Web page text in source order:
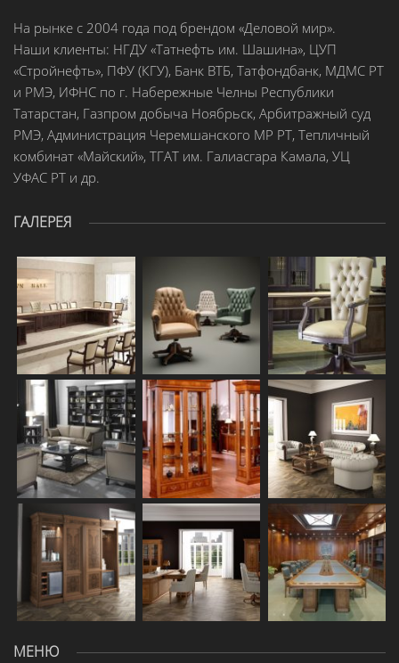
На рынке с 2004 года под брендом «Деловой мир».
Наши клиенты: НГДУ «Татнефть им. Шашина», ЦУП
«Стройнефть», ПФУ (КГУ), Банк ВТБ, Татфондбанк, МДМС РТ
и РМЭ, ИФНС по г. Набережные Челны Республики
Татарстан, Газпром добыча Ноябрьск, Арбитражный суд
РМЭ, Администрация Черемшанского МР РТ, Тепличный
комбинат «Майский», ТГАТ им. Галиасгара Камала, УЦ
УФАС РТ и др.
ГАЛЕРЕЯ
МЕНЮ